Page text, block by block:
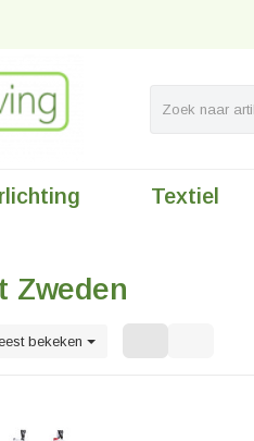
Textiel
Zweden
bekeken